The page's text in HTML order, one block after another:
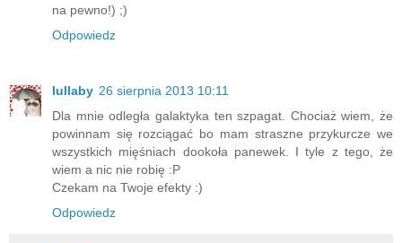
na pewno!) ;)
Odpowiedz
lullaby 26 sierpnia 2013 10:11
Dla mnie odległa galaktyka ten szpagat. Chociaż wiem, że
powinnam się rozciągać bo mam straszne przykurcze we
wszystkich mięśniach dookoła panewek. I tyle z tego, że
wiem a nic nie robię :P
Czekam na Twoje efekty :)
Odpowiedz